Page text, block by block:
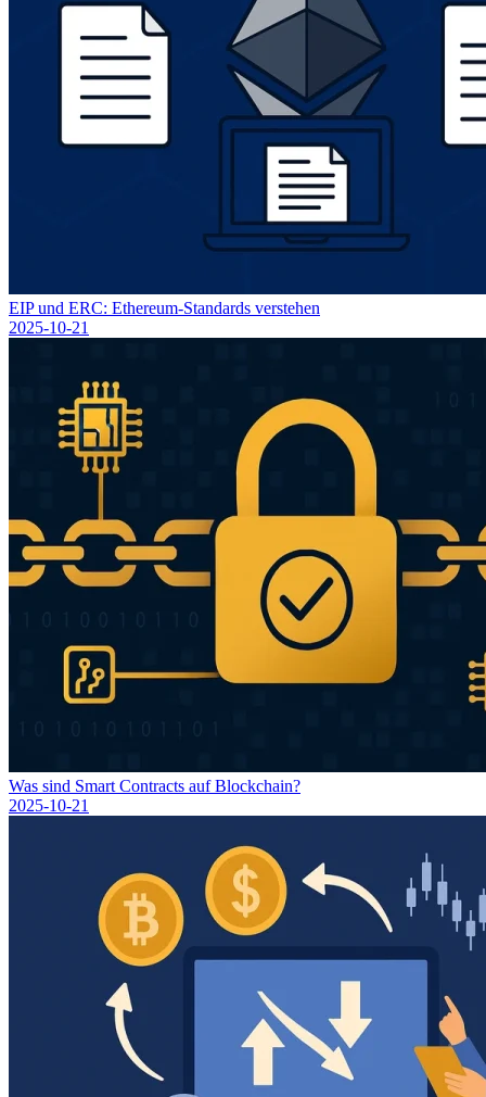
EIP und ERC: Ethereum-Standards verstehen
2025-10-21
Was sind Smart Contracts auf Blockchain?
2025-10-21